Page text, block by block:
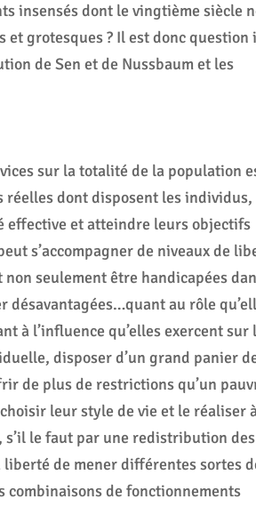
insensés dont le vingtième siècle
grotesques ? Il est donc question
de Sen et de Nussbaum et les
sur la totalité de la population
réelles dont disposent les individus,
effective et atteindre leurs objectifs
s’accompagner de niveaux de
seulement être handicapées
au rôle
à l’influence qu’elles exercent sur
disposer d’un grand panier
de plus de restrictions qu’un
leur style de vie et le réaliser
le faut par une redistribution des
de mener différentes sortes
combinaisons de fonctionnements